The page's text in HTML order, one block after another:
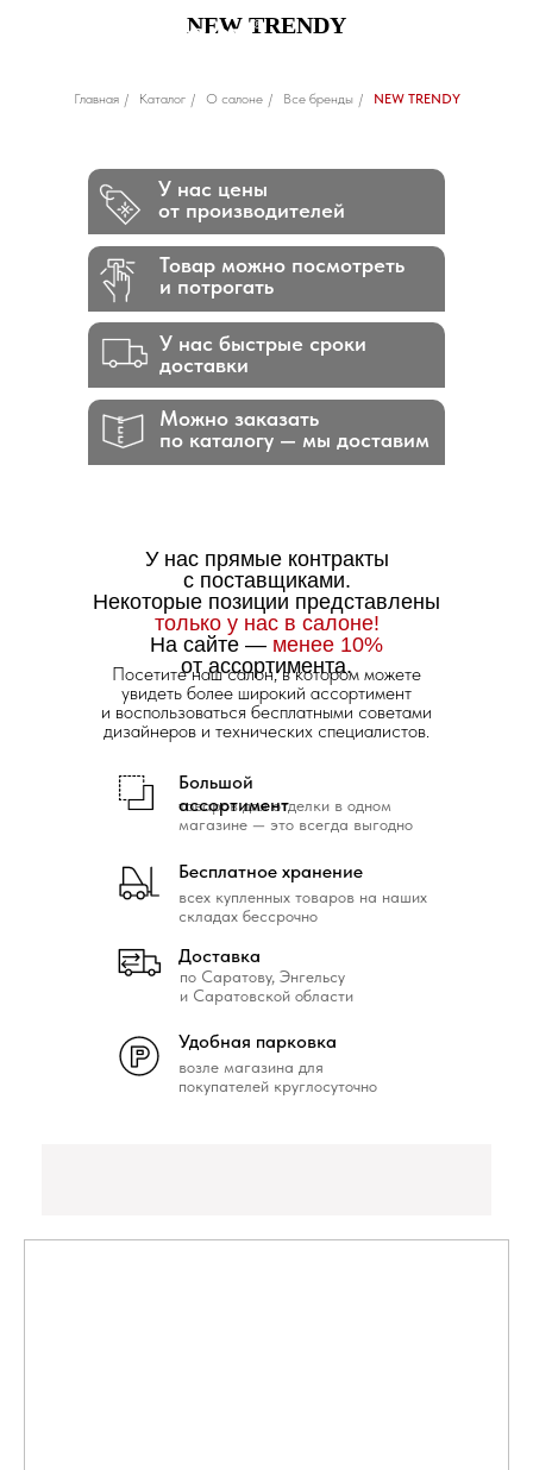
NEW TRENDY
Главная / Каталог / О салоне / Все бренды / NEW TRENDY
Можно заказать
по каталогу — мы доставим
У нас быстрые сроки
доставки
Товар можно посмотреть
и потрогать
У нас цены
от производителей
возле магазина для
покупателей круглосуточно
Удобная парковка
всех купленных товаров на наших
складах бессрочно
Бесплатное хранение
товаров для отделки в одном
магазине — это всегда выгодно
Большой
ассортимент
по Саратову, Энгельсу
и Саратовской области
Доставка
У нас прямые контракты
с поставщиками.
Некоторые позиции представлены
только у нас в салоне!
На сайте — менее 10%
от ассортимента.
Посетите наш салон, в котором можете
увидеть более широкий ассортимент
и воспользоваться бесплатными советами
дизайнеров и технических специалистов.